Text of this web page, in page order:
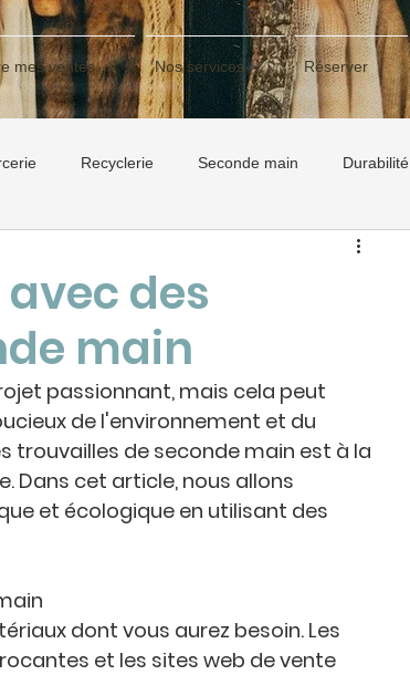
mes ventes Nos services Réserver
Recyclerie Seconde main Durabilité
des
main
passionnant, mais cela peut
de l'environnement et du
trouvailles de seconde main est à la
Dans cet article, nous allons
et écologique en utilisant des
dont vous aurez besoin. Les
et les sites web de vente